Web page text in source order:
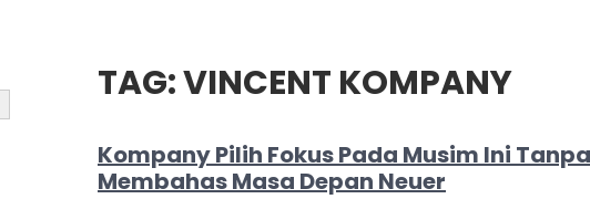
TAG:VINCENT KOMPANY
Kompany Pilih Fokus Pada Musim Ini Tanpa
Membahas Masa Depan Neuer